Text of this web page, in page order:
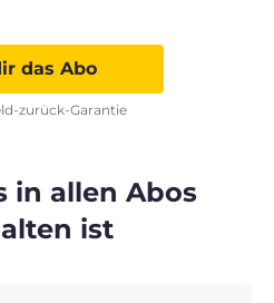
das Abo
zurück-Garantie
in allen Abos
ist